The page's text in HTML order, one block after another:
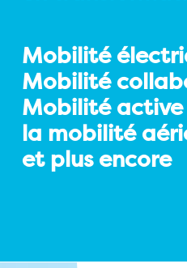
Mobilité
Mobilité
Mobilité active
la mobilité
et plus encore